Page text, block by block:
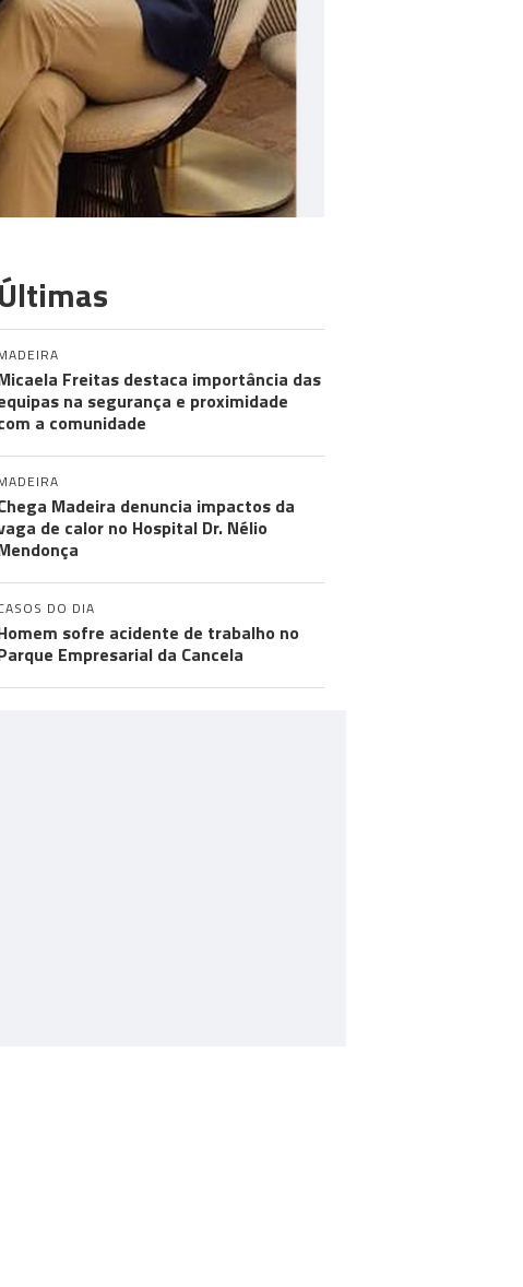
Últimas
Freitas destaca importância das
na segurança e proximidade
a comunidade
Madeira denuncia impactos da
de calor no Hospital Dr. Nélio
DO DIA
sofre acidente de trabalho no
Empresarial da Cancela